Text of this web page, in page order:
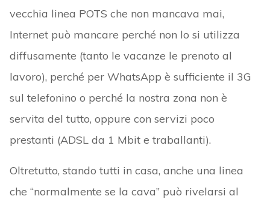
vecchia linea POTS che non mancava mai,
Internet può mancare perché non lo si utilizza
diffusamente (tanto le vacanze le prenoto al
lavoro), perché per WhatsApp è sufficiente il 3G
sul telefonino o perché la nostra zona non è
servita del tutto, oppure con servizi poco
prestanti (ADSL da 1 Mbit e traballanti).
Oltretutto, stando tutti in casa, anche una linea
che “normalmente se la cava” può rivelarsi al